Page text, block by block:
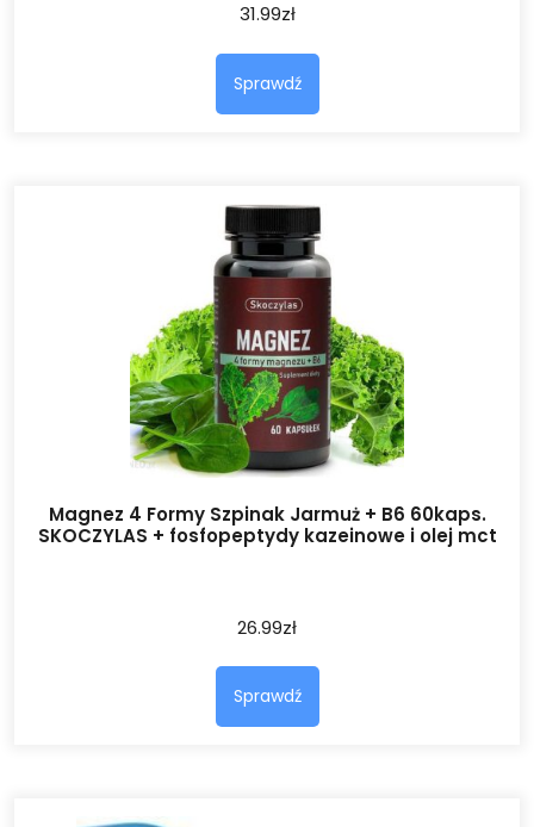
31.99zł
Sprawdź
Magnez 4 Formy Szpinak Jarmuż + B6 60kaps.
SKOCZYLAS + fosfopeptydy kazeinowe i olej mct
26.99zł
Sprawdź